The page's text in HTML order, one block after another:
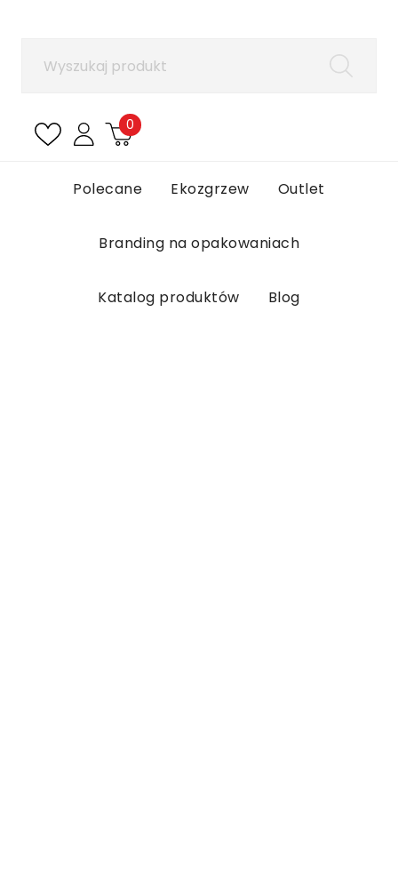
0
Polecane Ekozgrzew Outlet
Branding na opakowaniach
Katalog produktów Blog
Aby zapisać produkty na liście ulubionych, musisz się
Anuluj Zaloguj się